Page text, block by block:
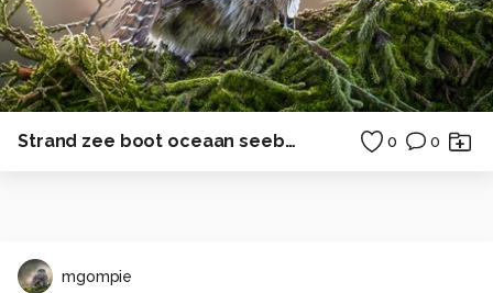
Strand zee boot oceaan seebrucke 0 0
mgompie